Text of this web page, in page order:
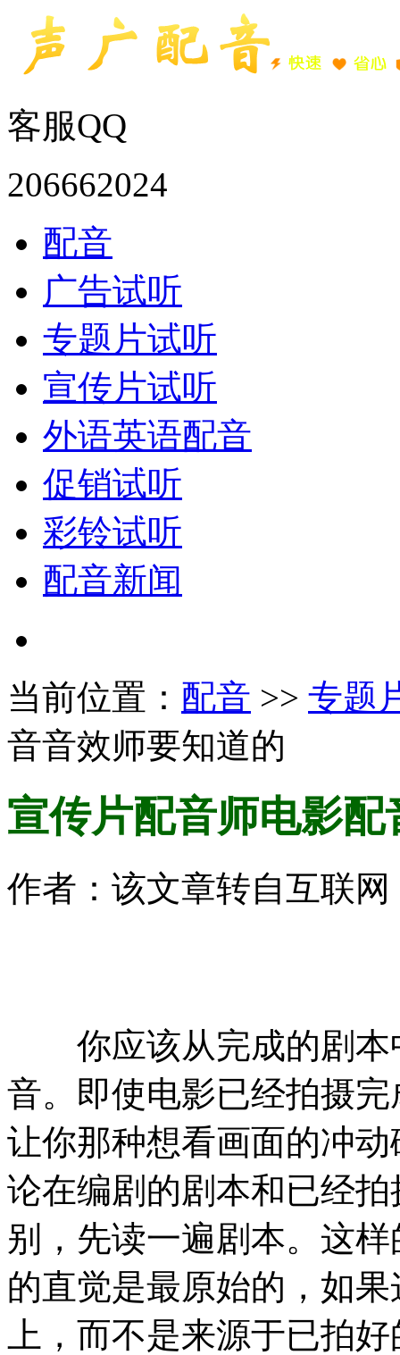
客服QQ
206662024
配音
广告试听
专题片试听
宣传片试听
外语英语配音
促销试听
彩铃试听
配音新闻
当前位置： 配音 >> 专题
音音效师要知道的
宣传片配音师电影
作者：该文章转自互联网
你应该从完成的剧
音。即使电影已经拍摄
让你那种想看画面的冲
论在编剧的剧本和已经
别，先读一遍剧本。这
的直觉是最原始的，如
上，而不是来源于已拍